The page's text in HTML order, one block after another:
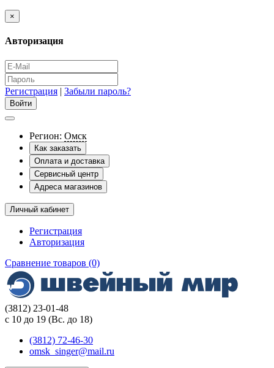
×
Авторизация
Регистрация | Забыли пароль?
Регион: Омск
Как заказать
Оплата и доставка
Сервисный центр
Адреса магазинов
Личный кабинет
Регистрация
Авторизация
Сравнение товаров (0)
(3812) 23-01-48
с 10 до 19 (Вс. до 18)
(3812) 72-46-30
omsk_singer@mail.ru